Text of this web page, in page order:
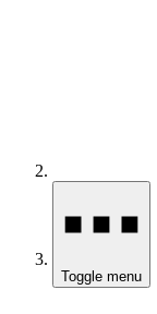
Toggle menu